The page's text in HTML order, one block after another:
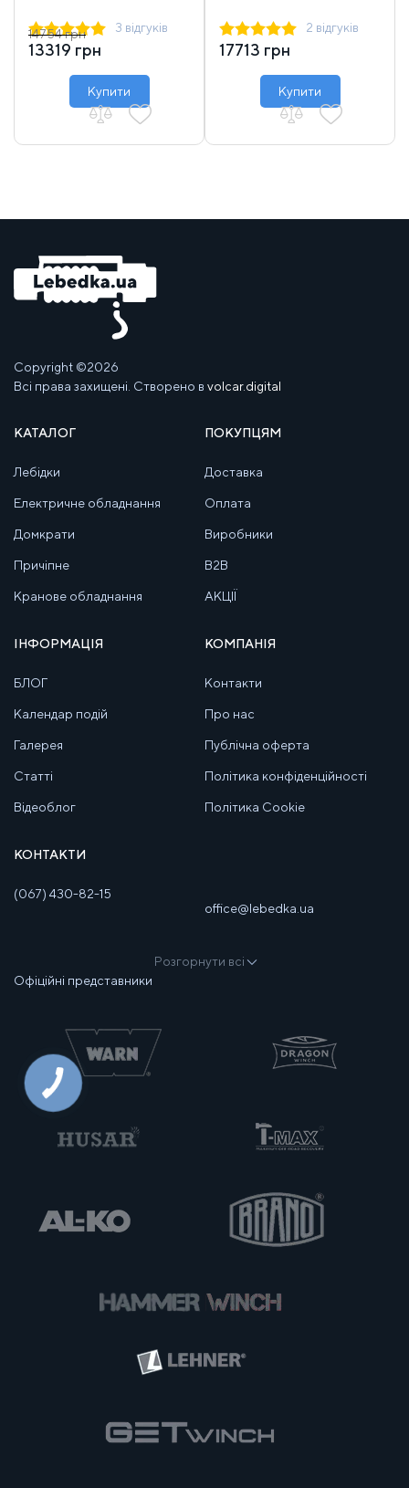
3 відгуків
13319 грн
14754 грн
Купити
2 відгуків
17713 грн
Купити
Copyright ©2026
Всі права захищені. Створено в volcar.digital
КАТАЛОГ
Лебідки
Електричне обладнання
Домкрати
Причіпне
Кранове обладнання
ПОКУПЦЯМ
Доставка
Оплата
Виробники
B2B
АКЦІЇ
ІНФОРМАЦІЯ
БЛОГ
Календар подій
Галерея
Статті
Відеоблог
КОМПАНІЯ
Контакти
Про нас
Публічна оферта
Політика конфіденційності
Політика Cookie
КОНТАКТИ
(067) 430-82-15
office@lebedka.ua
Розгорнути всі
Офіційні представники